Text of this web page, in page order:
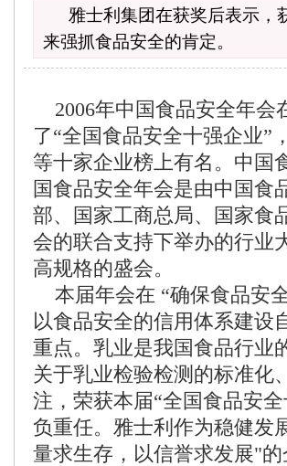
雅士利集团在获奖后表示，
来强抓食品安全的肯定。
2006年中国食品安全年会
了“全国食品安全十强企业”
等十家企业榜上有名。中国
国食品安全年会是由中国食
部、国家工商总局、国家食
会的联合支持下举办的行业
高规格的盛会。
本届年会在 “确保食品安
以食品安全的信用体系建设
重点。乳业是我国食品行业
关于乳业检验检测的标准化
注，荣获本届“全国食品安
负重任。雅士利作为稳健发
量求生存，以信誉求发展"